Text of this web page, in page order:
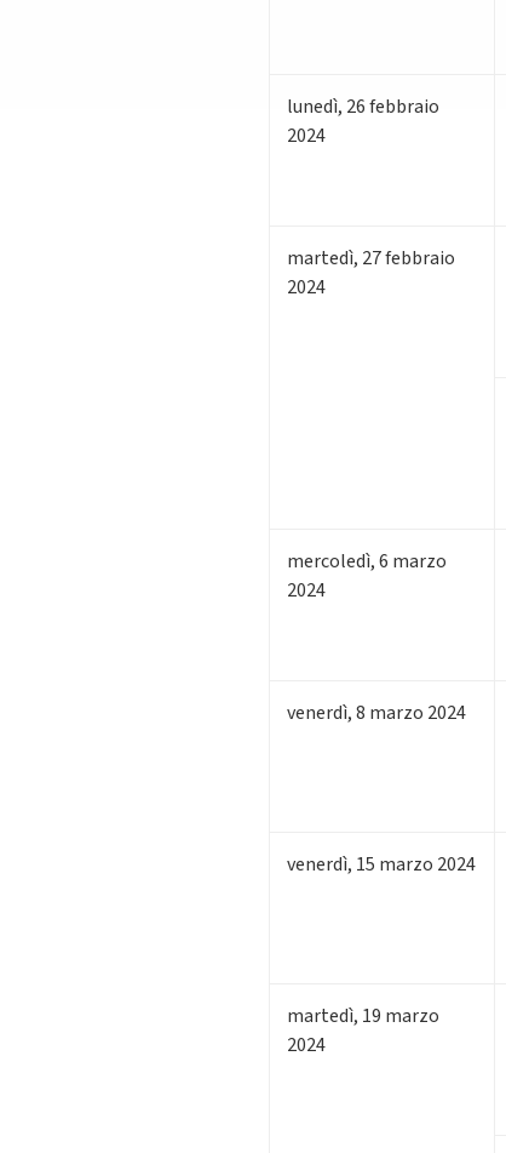
lunedì, 26febbraio
2024
martedì, 27febbraio
2024
mercoledì,6 marzo
2024
venerdì,8 marzo 2024
venerdì, 15 marzo 2024
martedì, 19 marzo
2024